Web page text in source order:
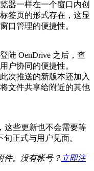
器一样在一个窗口内创
签页的形式存在，这显
口管理的便捷性。
陆 OenDrive 之后，查
户协同的便捷性。
次推送的新版本还加入
文件共享给附近的其他
这些更新也不会需要等
正式与用户见面。
件。没有帐号？ 立即注